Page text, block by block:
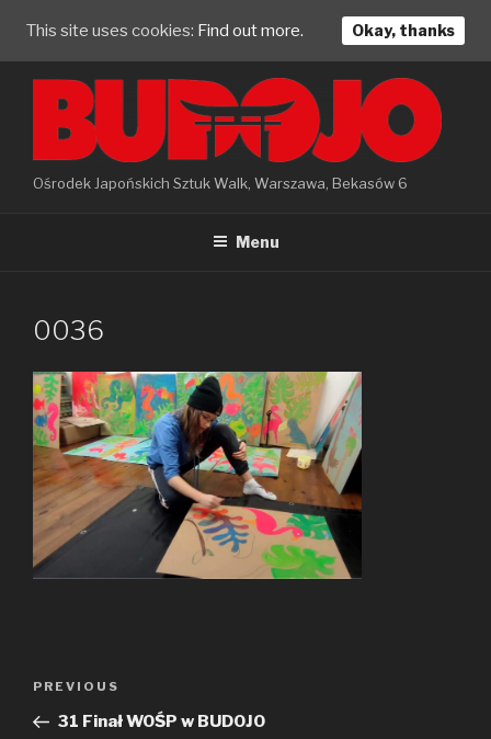
content
Ośrodek Japońskich Sztuk Walk, Warszawa, Bekasów 6
Menu
0036
Nawigacja
Previous
Post
PREVIOUS
31 Finał WOŚP w BUDOJO
This site uses cookies: Find out more. Okay, thanks